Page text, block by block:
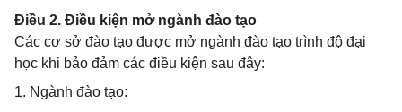
Điều 2. Điều kiện mở ngành đào tạo
Các cơ sở đào tạo được mở ngành đào tạo trình độ đại
học khi bảo đảm các điều kiện sau đây:
1. Ngành đào tạo: